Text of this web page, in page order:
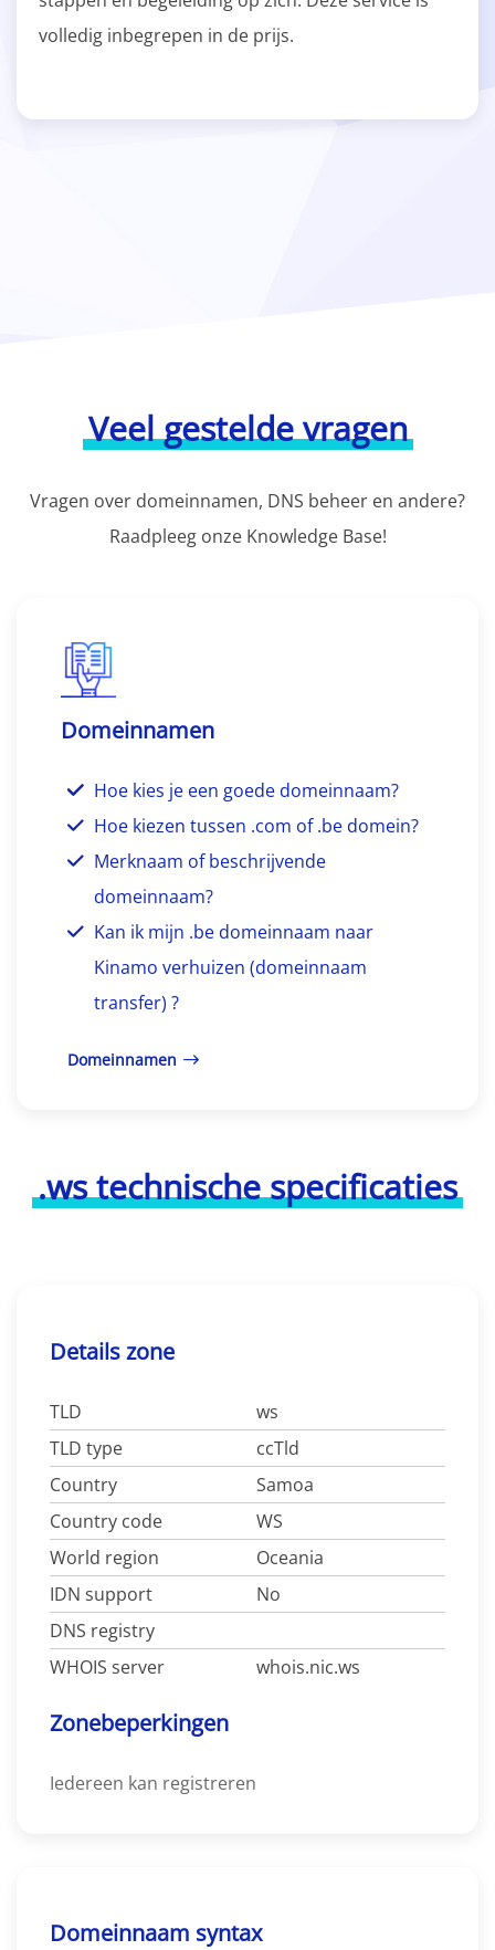
volledig inbegrepen in de prijs.
Veel gestelde vragen
Vragen over domeinnamen, DNS beheer en andere?
Raadpleeg onze Knowledge Base!
Domeinnamen
Hoe kies je een goede domeinnaam?
Hoe kiezen tussen .com of .be domein?
Merknaam of beschrijvende
domeinnaam?
Kan ik mijn .be domeinnaam naar
Kinamo verhuizen (domeinnaam
transfer) ?
Domeinnamen
.ws technische specificaties
Details zone
TLD
ws
TLD type
ccTld
Country
Samoa
Country code
WS
World region
Oceania
IDN support
No
DNS registry
WHOIS server
whois.nic.ws
Zonebeperkingen
Iedereen kan registreren
Domeinnaam syntax